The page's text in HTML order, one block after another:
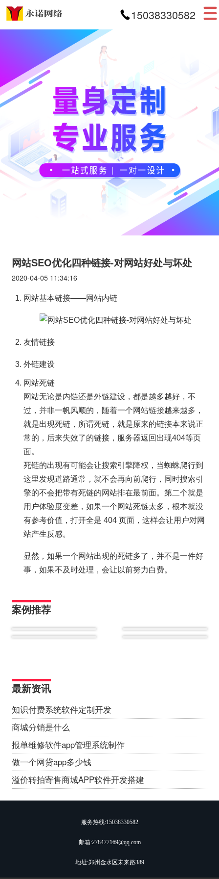
15038330582
首页
APP开发
小程序开发
案例展示
新闻资讯
关于我们
网站SEO优化四种链接-对网站好处与坏处
2020-04-05 11:34:16
网站基本链接——网站内链
友情链接
外链建设
网站死链
网站无论是内链还是外链建设，都是越多越好，不
过，并非一帆风顺的，随着一个网站链接越来越多，
就是出现死链，所谓死链，就是原来的链接本来说正
常的，后来失效了的链接，服务器返回出现404等页
面。
死链的出现有可能会让搜索引擎降权，当蜘蛛爬行到
这里发现道路通常，就不会再向前爬行，同时搜索引
擎的不会把带有死链的网站排在最前面。第二个就是
用户体验度变差，如果一个网站死链太多，根本就没
有参考价值，打开全是 404 页面，这样会让用户对网
站产生反感。
显然，如果一个网站出现的死链多了，并不是一件好
事，如果不及时处理，会让以前努力白费。
案例推荐
最新资讯
知识付费系统软件定制开发
商城分销是什么
报单维修软件app管理系统制作
做一个网贷app多少钱
溢价转拍寄售商城APP软件开发搭建
服务热线:15038330582
邮箱:278477169@qq.com
地址:郑州金水区未来路389